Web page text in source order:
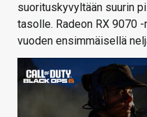
suorituskyvyltään suurin
tasolle. Radeon RX 9070
vuoden ensimmäisellä